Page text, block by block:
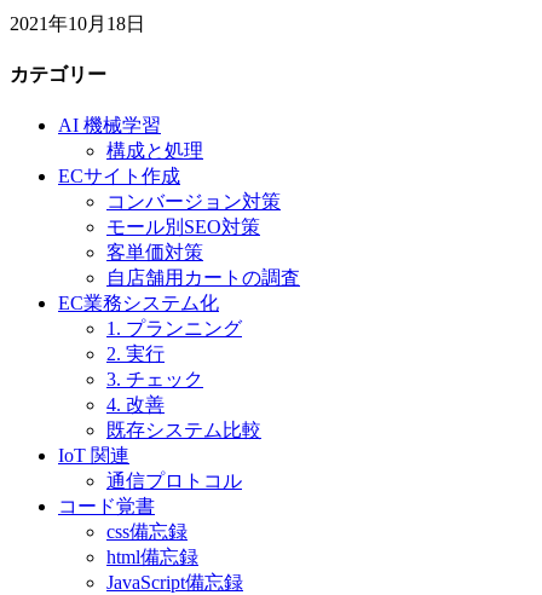
2021年10月18日
カテゴリー
AI 機械学習
構成と処理
ECサイト作成
コンバージョン対策
モール別SEO対策
客単価対策
自店舗用カートの調査
EC業務システム化
1. プランニング
2. 実行
3. チェック
4. 改善
既存システム比較
IoT 関連
通信プロトコル
コード覚書
css備忘録
html備忘録
JavaScript備忘録